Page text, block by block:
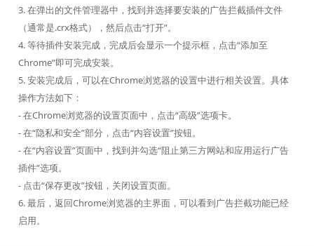
3. 在弹出的文件管理器中，找到并选择要安装的广告拦截插件文件
（通常是.crx格式），然后点击“打开”。
4. 等待插件安装完成，完成后会显示一个提示框，点击“添加至
Chrome”即可完成安装。
5. 安装完成后，可以在Chrome浏览器的设置中进行相关设置。具体
操作方法如下：
- 在Chrome浏览器的设置页面中，点击“高级”选项卡。
- 在“隐私和安全”部分，点击“内容设置”按钮。
- 在“内容设置”页面中，找到并勾选“阻止第三方网站和应用运行广告
插件”选项。
- 点击“保存更改”按钮，关闭设置页面。
6. 最后，返回Chrome浏览器的主界面，可以看到广告拦截功能已经
启用。